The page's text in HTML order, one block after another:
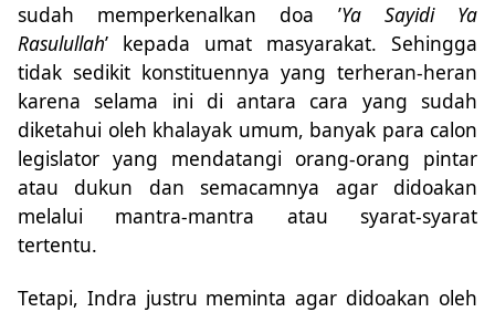
sudah memperkenalkan doa ’Ya Sayidi Ya
Rasulullah’ kepada umat masyarakat. Sehingga
tidak sedikit konstituennya yang terheran-heran
karena selama ini di antara cara yang sudah
diketahui oleh khalayak umum, banyak para calon
legislator yang mendatangi orang-orang pintar
atau dukun dan semacamnya agar didoakan
melalui mantra-mantra atau syarat-syarat
tertentu.
Tetapi, Indra justru meminta agar didoakan oleh